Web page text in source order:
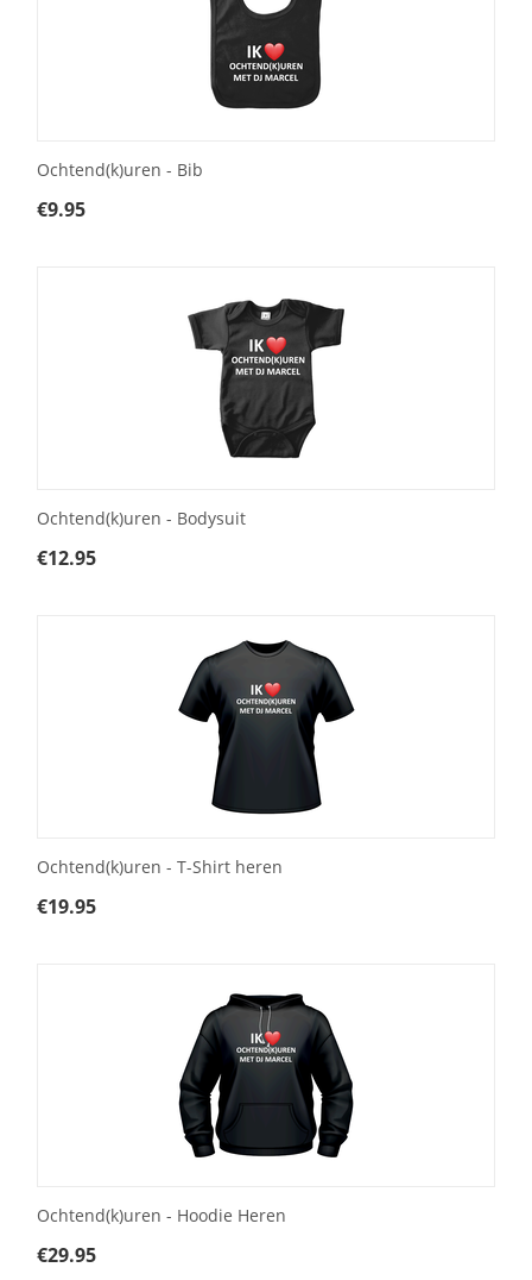
Ochtend(k)uren - Bib
€9.95
Ochtend(k)uren - Bodysuit
€12.95
Ochtend(k)uren - T-Shirt heren
€19.95
Ochtend(k)uren - Hoodie Heren
€29.95